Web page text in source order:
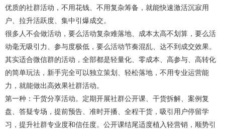
优质的社群活动，不用花钱、不用复杂筹备，就能快速激活沉寂用
户、拉升活跃度、集中引爆成交。
很多人不会做活动，要么活动复杂难落地、成本太高不划算，要么活
动毫无吸引力、参与度极低，要么活动节奏混乱、达不到成交效果。
其实适合微信群的活动，全部都是轻量化、零成本、高参与、高转化
的简单玩法，新手完全可以独立策划、轻松落地，不用专业运营能
力，就能做出高效果社群活动。
第一种：干货分享活动。定期开展社群公开课、干货拆解、案例复
盘、答疑专场，提前预告、准时开播、全程干货，吸引用户停留学
习，提升社群专业度和信任度。公开课结尾适度植入轻营销，顺势引